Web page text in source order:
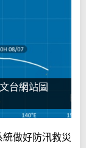
台網站圖
做好防汛救災